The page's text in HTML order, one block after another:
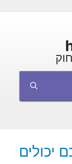
יכולים